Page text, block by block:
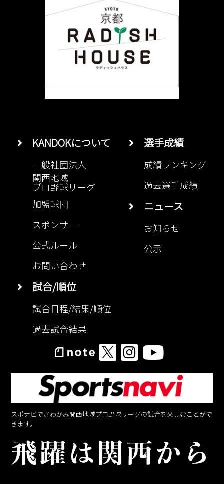
KANDOKについて
一般社団法人
関西地域
プロ野球リーグ
加盟球団
スポンサー
公式ルール
お問い合わせ
試合/順位
試合日程/結果/順位
過去試合結果
選手成績
成績ランキング
過去選手成績
ニュース
お知らせ
公示
スポナビでさわかみ関西地域プロ野球リーグの試合を楽しむことがで
きます。